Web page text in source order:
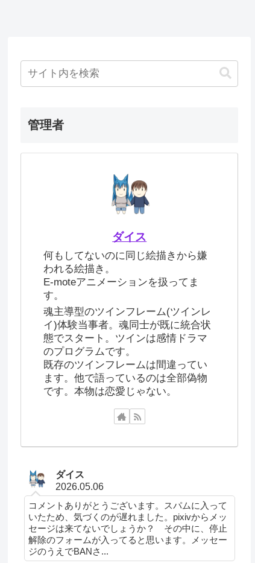
管理者
ダイス
何もしてないのに同じ絵描きから嫌
われる絵描き。
E-moteアニメーションを扱ってま
す。
魂主導型のツインフレーム(ツインレ
イ)体験当事者。魂同士が既に統合状
態でスタート。ツインは感情ドラマ
のプログラムです。
既存のツインフレームは間違ってい
ます。他で語っているのは全部偽物
です。本物は恋愛じゃない。
ダイス
2026.05.06
コメントありがとうございます。スパムに入って
いたため、気づくのが遅れました。pixivからメッ
セージは来てないでしょうか？ その中に、停止
解除のフォームが入ってると思います。メッセー
ジのうえでBANさ...